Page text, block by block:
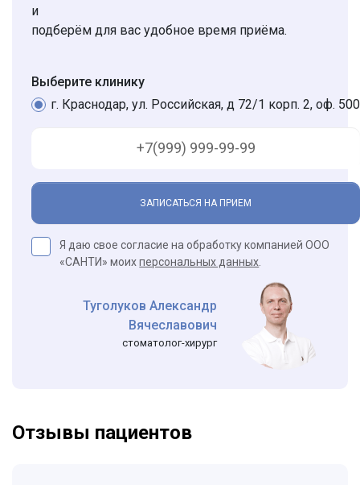
и
подберём для вас удобное время приёма.
Выберите клинику
г. Краснодар, ул. Российская, д 72/1 корп. 2, оф. 500
ЗАПИСАТЬСЯ НА ПРИЕМ
Я даю свое согласие на обработку компанией ООО
«САНТИ» моихперсональных данных
Туголуков Александр
Вячеславович
стоматолог-хирург
Отзывы пациентов